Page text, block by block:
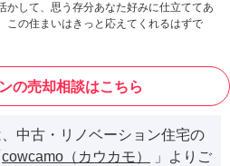
かして、思う存分あなた好みに仕立ててあ
この住まいはきっと応えてくれるはずで
の売却相談はこちら
中古・リノベーション住宅の
cowcamo（カウカモ）
」よりご